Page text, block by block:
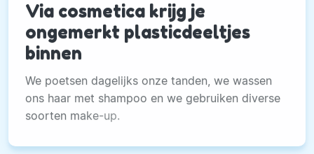
Via cosmetica krijg je
ongemerkt plasticdeeltjes
binnen
We poetsen dagelijks onze tanden, we wassen
ons haar met shampoo en we gebruiken diverse
soorten make-up.